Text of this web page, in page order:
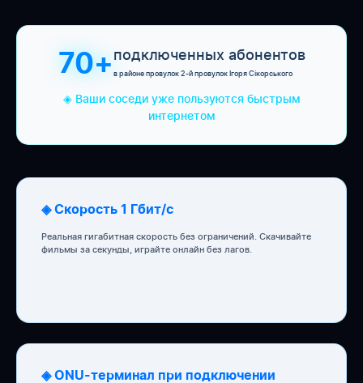
70+подключенных абонентов
в районе провулок 2-й провулок Ігоря Сікорського
◈ Ваши соседи уже пользуются быстрым
интернетом
◈ Скорость 1 Гбит/с
Реальная гигабитная скорость без ограничений. Скачивайте
фильмы за секунды, играйте онлайн без лагов.
◈ ONU-терминал при подключении